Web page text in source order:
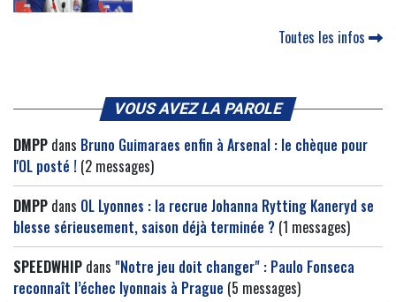
Toutes les infos
VOUS AVEZ LA PAROLE
DMPP dans Bruno Guimaraes enfin à Arsenal : le chèque pour
l'OL posté ! (2 messages)
DMPP dans OL Lyonnes : la recrue Johanna Rytting Kaneryd se
blesse sérieusement, saison déjà terminée ? (1 messages)
SPEEDWHIP dans "Notre jeu doit changer" : Paulo Fonseca
reconnaît l’échec lyonnais à Prague (5 messages)